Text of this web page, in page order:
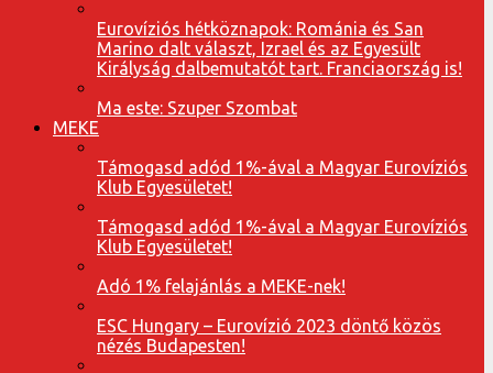
Eurovíziós hétköznapok: Románia és San
Marino dalt választ, Izrael és az Egyesült
Királyság dalbemutatót tart. Franciaország is!
Ma este: Szuper Szombat
MEKE
Támogasd adód 1%-ával a Magyar Eurovíziós
Klub Egyesületet!
Támogasd adód 1%-ával a Magyar Eurovíziós
Klub Egyesületet!
Adó 1% felajánlás a MEKE-nek!
ESC Hungary – Eurovízió 2023 döntő közös
nézés Budapesten!